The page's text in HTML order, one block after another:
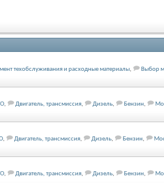
техобслуживания и расходные материалы, Выбор
, Двигатель, трансмиссия, Дизель, Бензин,
, Двигатель, трансмиссия, Дизель, Бензин,
, Двигатель, трансмиссия, Дизель, Бензин,